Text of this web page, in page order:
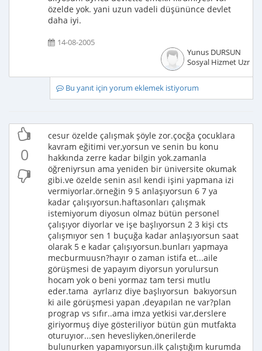
özelde yok. yani uzun vadeli düşününce devlet
daha iyi.
14-08-2005
Yunus DURSUN
Sosyal Hizmet
Bu yanıt için yorum eklemek istiyorum
0
cesur özelde çalışmak şöyle zor.çocğa çocuklara
kavram eğitimi ver,yorsun ve senin bu konu
hakkında zerre kadar bilgin yok.zamanla
öğreniyrsun ama yeniden bir üniversite okumak
gibi.ve özelde senin asıl kendi işini yapmana izi
vermiyorlar.örneğin 9 5 anlaşıyorsun 6 7 ya
kadar çalışıyorsun.haftasonları çalışmak
istemiyorum diyosun olmaz bütün personel
çalışıyor diyorlar ve işe başlıyorsun 2 3 kişi cts
çalışmıyor sen 1 buçuğa kadar anlaşıyorsun saat
olarak 5 e kadar çalışıyorsun.bunları yapmaya
mecburmuusn?hayır o zaman istifa et...aile
görüşmesi de yapayım diyorsun yorulursun
hocam yok o beni yormaz tam tersi mutlu
eder.tama ayrlarız diye başlıyorsun bakıyorsun
ki aile görüşmesi yapan ,deyapılan ne var?plan
prograp vs sıfır..ama imza yetkisi var,derslere
giriyormuş diye gösteriliyor bütün gün mutfakta
oturuyıor...sen hevesliyken,önerilerde
bulunurken yapamıyorsun.ilk çalıştığım kurumda